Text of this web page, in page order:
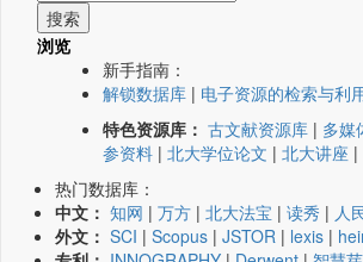
浏览
新手指南：
解锁数据库 | 电子资源的检索与利
特色资源库： 古文献资源库 | 多媒
参资料 | 北大学位论文 | 北大讲座 |
热门数据库：
中文： 知网 | 万方 | 北大法宝 | 读秀 | 人
外文： SCI | Scopus | JSTOR | lexis |